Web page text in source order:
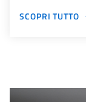
SCOPRI TUTTO